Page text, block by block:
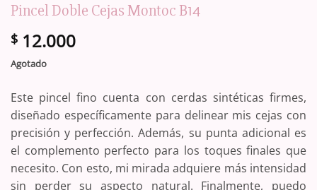
Pincel Doble Cejas Montoc B14
$ 12.000
Agotado
Este pincel fino cuenta con cerdas sintéticas firmes,
diseñado específicamente para delinear mis cejas con
precisión y perfección. Además, su punta adicional es
el complemento perfecto para los toques finales que
necesito. Con esto, mi mirada adquiere más intensidad
sin perder su aspecto natural. Finalmente, puedo